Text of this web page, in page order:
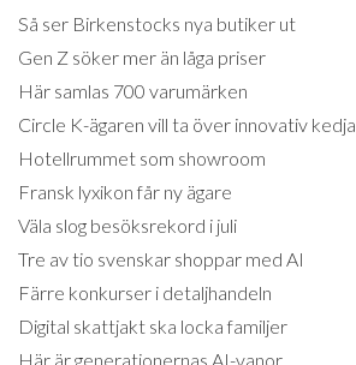
Så ser Birkenstocks nya butiker ut
Gen Z söker mer än låga priser
Här samlas 700 varumärken
Circle K-ägaren vill ta över innovativ kedja
Hotellrummet som showroom
Fransk lyxikon får ny ägare
Väla slog besöksrekord i juli
Tre av tio svenskar shoppar med AI
Färre konkurser i detaljhandeln
Digital skattjakt ska locka familjer
Här är generationernas AI-vanor